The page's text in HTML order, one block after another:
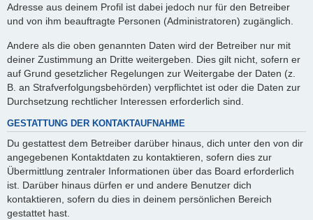
Adresse aus deinem Profil ist dabei jedoch nur für den Betreiber
und von ihm beauftragte Personen (Administratoren) zugänglich.
Andere als die oben genannten Daten wird der Betreiber nur mit
deiner Zustimmung an Dritte weitergeben. Dies gilt nicht, sofern er
auf Grund gesetzlicher Regelungen zur Weitergabe der Daten (z.
B. an Strafverfolgungsbehörden) verpflichtet ist oder die Daten zur
Durchsetzung rechtlicher Interessen erforderlich sind.
GESTATTUNG DER KONTAKTAUFNAHME
Du gestattest dem Betreiber darüber hinaus, dich unter den von dir
angegebenen Kontaktdaten zu kontaktieren, sofern dies zur
Übermittlung zentraler Informationen über das Board erforderlich
ist. Darüber hinaus dürfen er und andere Benutzer dich
kontaktieren, sofern du dies in deinem persönlichen Bereich
gestattet hast.